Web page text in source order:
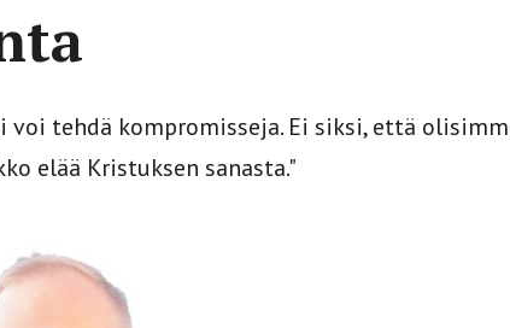
voi tehdä kompromisseja. Ei siksi, että
elää Kristuksen sanasta."